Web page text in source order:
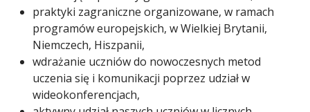
praktyki zagraniczne organizowane, w ramach
programów europejskich, w Wielkiej Brytanii,
Niemczech, Hiszpanii,
wdrażanie uczniów do nowoczesnych metod
uczenia się i komunikacji poprzez udział w
wideokonferencjach,